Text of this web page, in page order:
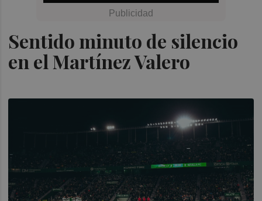
Sentido minuto de silencio
en el Martínez Valero